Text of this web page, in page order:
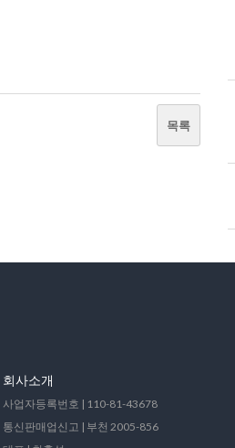
목록
회사소개
사업자등록번호 | 110-81-43678
통신판매업신고 | 부천 2005-856